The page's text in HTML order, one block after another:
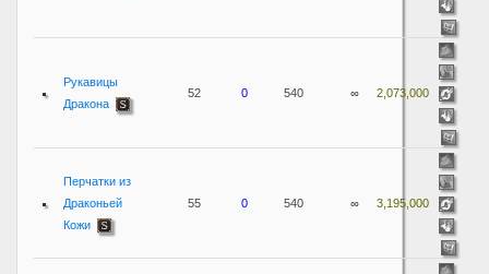
Рукавицы
Дракона
52 0 540 ∞ 2,073,000
Перчатки из
Драконьей
Кожи
55 0 540 ∞ 3,195,000